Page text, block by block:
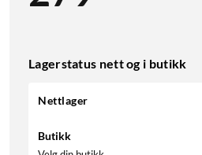
Lagerstatus nett og i butikk
Nettlager
Butikk